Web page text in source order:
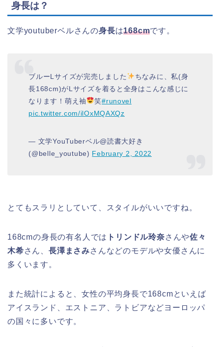
身長は？
文学youtuberベルさんの身長は168cmです。
ブルーLサイズが完売しました
ちなみに、私(身
長168cm)がLサイズを着ると全身はこんな感じに
なります！萌え袖
笑#runovel
pic.twitter.com/ilOxMQAXQz
— 文学YouTuberベル@読書大好き
(@belle_youtube) February 2, 2022
とてもスラリとしていて、スタイルがいいですね。
168cmの身長の有名人では トリンドル玲奈さんや佐々
木希さん、長澤まさみさんなどのモデルや女優さんに
多くいます。
また統計によると、女性の平均身長で168cmといえば
アイスランド、エストニア、ラトビアなどヨーロッパ
の国々に多いです。